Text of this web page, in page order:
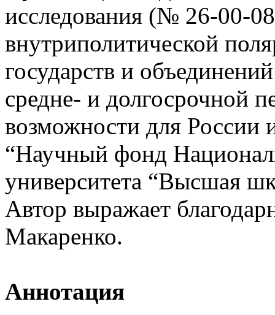
исследования (№ 26-00-
внутриполитической
государств и
средне- и долгосрочной
возможности для
“Научный фонд
университета “Высшая
Автор выражает
Макаренко.
Аннотация